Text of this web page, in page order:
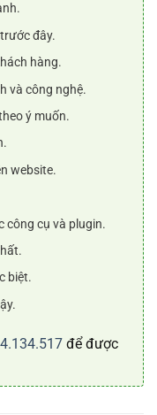
đây.
hàng.
và công nghệ.
ý muốn.
website.
công cụ và plugin.
biệt.
để được